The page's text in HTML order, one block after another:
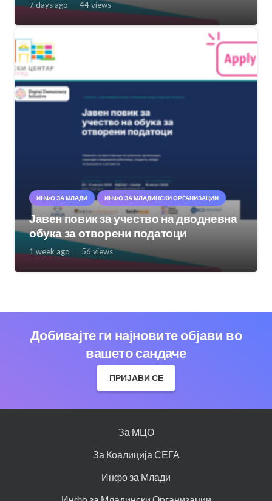
7 days ago 44views
ИНФО ЗА МЛАДИ ИНФО ЗА МЛАДИНСКИ ОРГАНИЗАЦИИ
Јавен повик за учество на дводневна
обука за отворени податоци
1 week ago 56 views
Добивајте ги најновите објави во
вашето сандаче
ПРИЈАВИ СЕ
За МЦО
За Коалиција СЕГА
Инфо за Млади